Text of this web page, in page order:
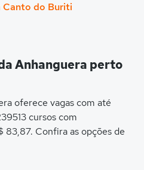
Canto do Buriti
Anhanguera perto
oferece vagas com até
cursos com
83,87. Confira as opções de